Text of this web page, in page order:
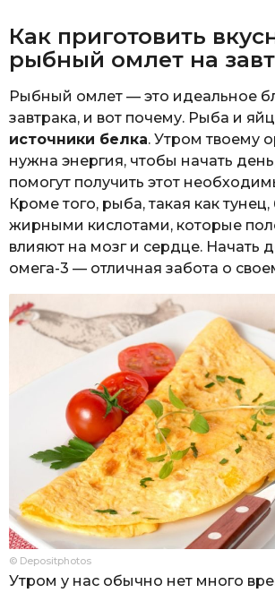
Как приготовить
рыбный омлет на
Рыбный омлет — это идеальное
завтрака, и вот почему. Рыба и
источники белка. Утром твоему
нужна энергия, чтобы начать
помогут получить этот
Кроме того, рыба, такая как
жирными кислотами, которые
влияют на мозг и сердце. Начать
омега-3 — отличная забота о
© Depositphotos
Утром у нас обычно нет много